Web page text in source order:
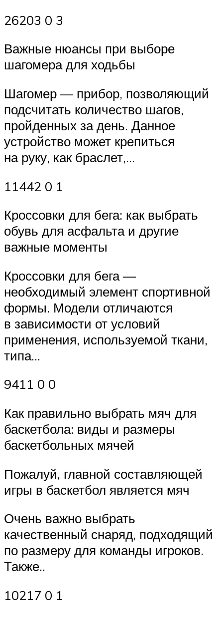
26203 0 3
Важные нюансы при выборе
шагомера для ходьбы
Шагомер — прибор, позволяющий
подсчитать количество шагов,
пройденных за день. Данное
устройство может крепиться
на руку, как браслет,…
11442 0 1
Кроссовки для бега: как выбрать
обувь для асфальта и другие
важные моменты
Кроссовки для бега —
необходимый элемент спортивной
формы. Модели отличаются
в зависимости от условий
применения, используемой ткани,
типа…
9411 0 0
Как правильно выбрать мяч для
баскетбола: виды и размеры
баскетбольных мячей
Пожалуй, главной составляющей
игры в баскетбол является мяч
Очень важно выбрать
качественный снаряд, подходящий
по размеру для команды игроков.
Также..
10217 0 1